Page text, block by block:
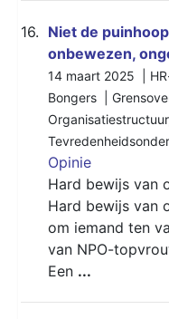
16. Niet de
onbewezen,
14 maart 2025 |
Bongers |
Organisatiestructuur
Opinie
Hard bewijs van
Hard bewijs van
om iemand ten
van NPO-
Een ...